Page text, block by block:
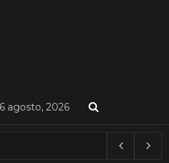
agosto, 2026